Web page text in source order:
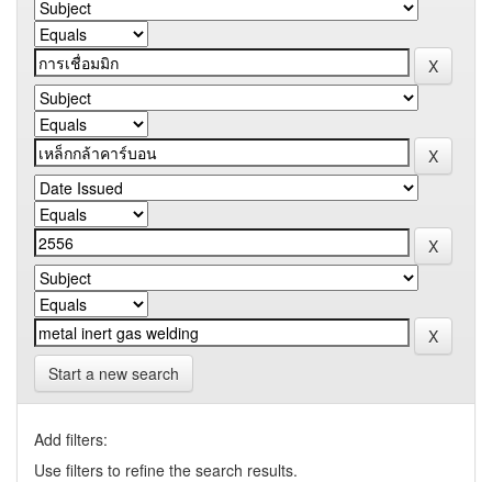
Start a new search
Add filters:
Use filters to refine the search results.